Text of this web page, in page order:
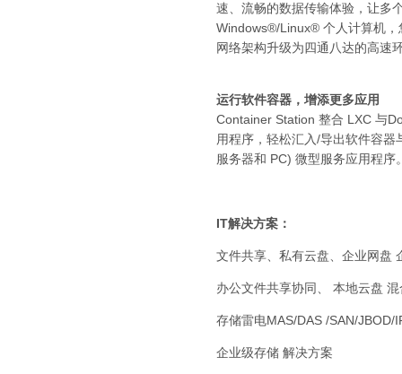
速、流畅的数据传输体验，让多
Windows®/Linux® 个人计算机，
网络架构升级为四通八达的高速
运行软件容器，增添更多应用
Container Station 整合 LXC 与
用程序，轻松汇入/导出软件容
服务器和 PC) 微型服务应用程序
IT解决方案：
文件共享、私有云盘、企业网盘
办公文件共享协同、 本地云盘
存储雷电MAS/DAS /SAN/JBOD/
企业级存储 解决方案